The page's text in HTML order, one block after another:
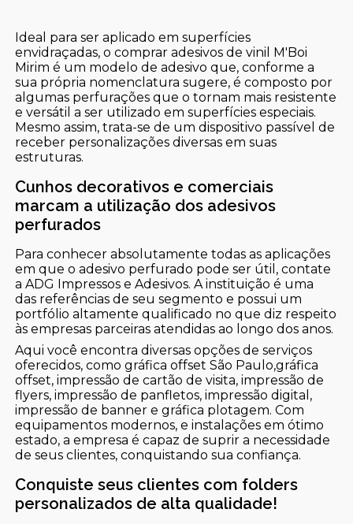
Ideal para ser aplicado em superfícies
envidraçadas, o comprar adesivos de vinil M'Boi
Mirim é um modelo de adesivo que, conforme a
sua própria nomenclatura sugere, é composto por
algumas perfurações que o tornam mais resistente
e versátil a ser utilizado em superfícies especiais.
Mesmo assim, trata-se de um dispositivo passível de
receber personalizações diversas em suas
estruturas.
Cunhos decorativos e comerciais
marcam a utilização dos adesivos
perfurados
Para conhecer absolutamente todas as aplicações
em que o adesivo perfurado pode ser útil, contate
a ADG Impressos e Adesivos. A instituição é uma
das referências de seu segmento e possui um
portfólio altamente qualificado no que diz respeito
às empresas parceiras atendidas ao longo dos anos.
Aqui você encontra diversas opções de serviços
oferecidos, como gráfica offset São Paulo,gráfica
offset, impressão de cartão de visita, impressão de
flyers, impressão de panfletos, impressão digital,
impressão de banner e gráfica plotagem. Com
equipamentos modernos, e instalações em ótimo
estado, a empresa é capaz de suprir a necessidade
de seus clientes, conquistando sua confiança.
Conquiste seus clientes com folders
personalizados de alta qualidade!